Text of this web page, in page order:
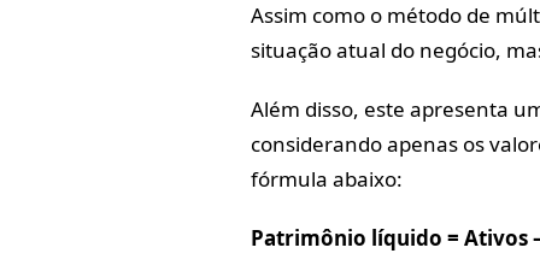
Assim como o método de
situação atual do negócio,
Além disso, este apresenta
considerando apenas os
fórmula abaixo:
Patrimônio líquido = Ativos